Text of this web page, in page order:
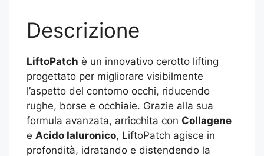
Descrizione
LiftoPatch è un innovativo cerotto lifting
progettato per migliorare visibilmente
l’aspetto del contorno occhi, riducendo
rughe, borse e occhiaie. Grazie alla sua
formula avanzata, arricchita con Collagene
e Acido Ialuronico, LiftoPatch agisce in
profondità, idratando e distendendo la